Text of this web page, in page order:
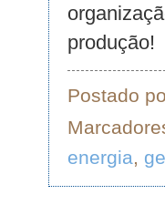
produção!
Postado
energia